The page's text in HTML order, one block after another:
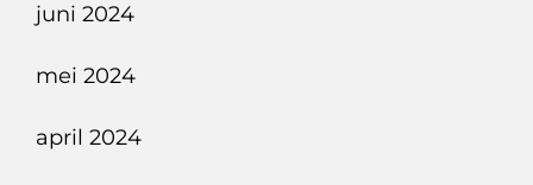
juni 2024
mei 2024
april 2024